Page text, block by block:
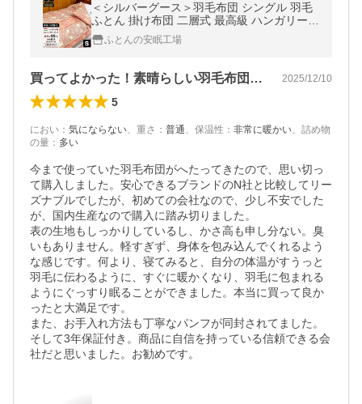
＜シルバーグース＞羽毛布団 シングル 羽毛
ふとん 掛け布団 二層式 最高級 ハンガリー産
シルバーマザーグースダウン95% 羽毛量1.3
kg 80サテン超長綿
ふとんの安眠工場
買ってよかった！素晴らしい羽毛布団です! 2025/12/10
5
におい ： 気にならない、 重さ ： 普通、 保温性 ： 非常に暖かい、 詰め物
の量 ： 多い
今まで使っていた羽毛布団がへたってきたので、思い切っ
て購入しました。安心できるブランドのN社と比較してリー
ズナブルでしたが、初めての会社なので、少し不安でした
が、国内生産なので購入に踏み切りました。
表の生地もしっかりしているし、かさ高も申し分ない。臭
いもありません。軽すぎず、身体を包み込んでくれるよう
な感じです。何より、寝てみると、自分の体温がすうっと
羽毛に伝わるように、すぐに暖かくなり、羽毛に包まれる
ようにぐっすり眠ることができました。本当に買って良か
ったと大満足です。
また、お手入れ方法も丁寧なパンフが同封されてました。
そして3年保証付き。商品に自信を持っている信頼できる会
社だと思いました。お勧めです。